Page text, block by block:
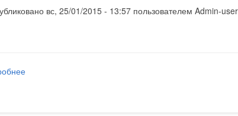
вс, 25/01/2015 - 13:57 пользователемAdmin-user